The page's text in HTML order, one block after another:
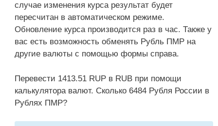
случае изменения курса результат будет
пересчитан в автоматическом режиме.
Обновление курса производится раз в час. Также у
вас есть возможность обменять Рубль ПМР на
другие валюты с помощью формы справа.
Перевести 1413.51 RUP в RUB при помощи
калькулятора валют. Сколько 6484 Рубля России в
Рублях ПМР?